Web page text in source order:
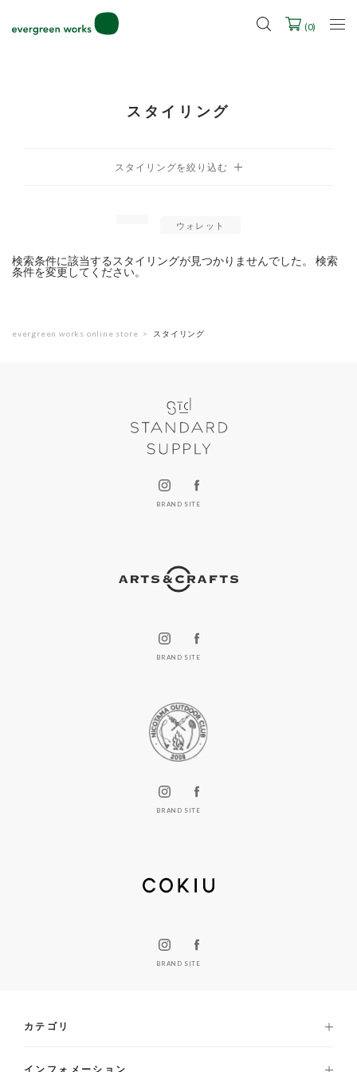
2027年ご入学用ランドセル受注会スケジュール
(0)
スタイリング
ウォレット
検索条件に該当するスタイリングが見つかりませんでした。 検索
条件を変更してください。
evergreen works online store スタイリング
BRAND SITE
BRAND SITE
BRAND SITE
BRAND SITE
カテゴリ
インフォメーション